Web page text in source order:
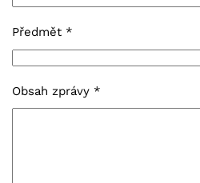
Předmět *
Obsah zprávy *